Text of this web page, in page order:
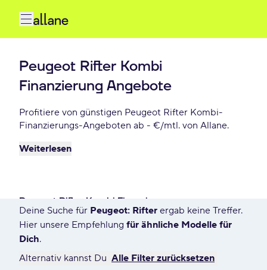
Peugeot Rifter Kombi
Finanzierung Angebote
Profitiere von günstigen Peugeot Rifter Kombi-
Finanzierungs-Angeboten ab - €/mtl. von Allane.
Weiterlesen
Peugeot Rifter Kombi Finanzieren
2 Angebote für Deine Suche
Deine Suche für Peugeot: Rifter ergab keine Treffer.
Hier unsere Empfehlung für ähnliche Modelle für
Dich.
Alternativ kannst Du Alle Filter zurücksetzen